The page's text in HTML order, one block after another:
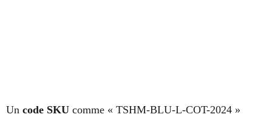
Un code SKU comme « TSHM-BLU-L-COT-2024 »